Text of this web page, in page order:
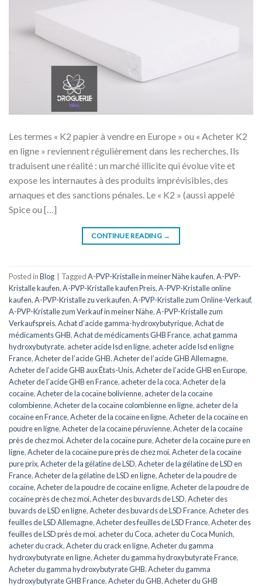
Les termes « K2 papier à vendre en Europe » ou « Acheter K2
en ligne » reviennent régulièrement dans les recherches. Ils
traduisent une réalité : un marché illicite qui évolue vite et
expose les internautes à des produits imprévisibles, des
arnaques et des sanctions pénales. Le « K2 » (aussi appelé
Spice ou […]
CONTINUE READING →
Posted inBlog | TaggedA-PVP-Kristalle in meiner Nähe kaufen,A-PVP-
Kristalle kaufen,A-PVP-Kristalle kaufen Preis,A-PVP-Kristalle online
kaufen,A-PVP-Kristalle zu verkaufen,A-PVP-Kristalle zum Online-Verkauf,
A-PVP-Kristalle zum Verkauf in meiner Nähe,A-PVP-Kristalle zum
Verkaufspreis,Achat d’acide gamma-hydroxybutyrique,Achat de
médicaments GHB,Achat de médicaments GHB France, achat gamma
hydroxybutyrate, acheter acide lsd en ligne, acheter acide lsd en ligne
France,Acheter de l’acide GHB,Acheter de l’acide GHB Allemagne,
Acheter de l’acide GHB aux États-Unis,Acheter de l’acide GHB en Europe,
Acheter de l’acide GHB en France, acheter de la coca,Acheter de la
cocaïne,Acheter de la cocaïne bolivienne, acheter de la cocaïne
colombienne,Acheter de la cocaïne colombienne en ligne, acheter de la
cocaïne en France,Acheter de la cocaïne en ligne,Acheter de la cocaïne en
poudre en ligne,Acheter de la cocaïne péruvienne,Acheter de la cocaïne
près de chez moi,Acheter de la cocaïne pure,Acheter de la cocaïne pure en
ligne,Acheter de la cocaïne pure près de chez moi,Acheter de la cocaïne
pure prix,Acheter de la gélatine de LSD,Acheter de la gélatine de LSD en
France,Acheter de la gélatine de LSD en ligne,Acheter de la poudre de
cocaïne,Acheter de la poudre de cocaïne en ligne,Acheter de la poudre de
cocaïne près de chez moi,Acheter des buvards de LSD,Acheter des
buvards de LSD en ligne,Acheter des buvards de LSD France,Acheter des
feuilles de LSD Allemagne,Acheter des feuilles de LSD France,Acheter des
feuilles de LSD près de moi, acheter du Coca, acheter du Coca Munich,
acheter du crack,Acheter du crack en ligne,Acheter du gamma
hydroxybutyrate en ligne,Acheter du gamma hydroxybutyrate France,
Acheter du gamma hydroxybutyrate GHB,Acheter du gamma
hydroxybutyrate GHB France,Acheter du GHB,Acheter du GHB